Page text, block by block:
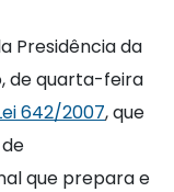
Presidência da
de quarta-feira
642/2007, que
que prepara e